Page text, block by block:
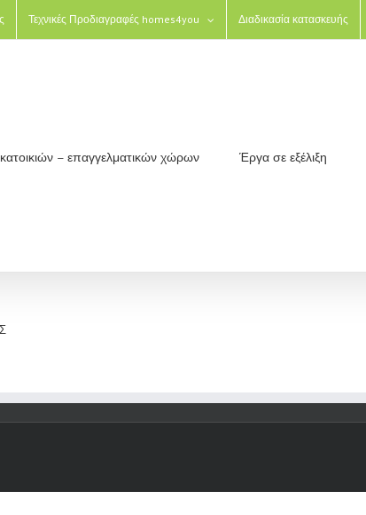
Τεχνικές Προδιαγραφές homes4you Διαδικασία κατασκευής
κατοικιών – επαγγελματικών χώρων Έργα σε εξέλιξη